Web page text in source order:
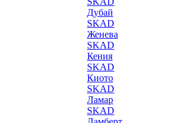
Дубай
SKAD
Женева
SKAD
Кения
SKAD
Киото
SKAD
Ламар
SKAD